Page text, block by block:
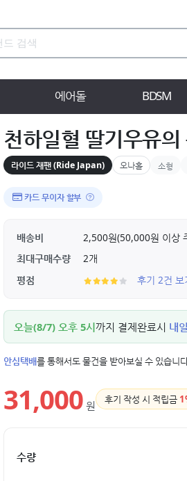
에어돌 BDSM
천하일혈 딸기우유의
라이드 재팬 (Ride Japan) 오나홀 소형
카드 무이자 할부
배송비
2,500원(50,000원 이상
최대구매수량
2개
평점
후기 2건 보
오늘(8/7) 오후 5시까지 결제완료시 내
안심택배를 통해서도 물건을 받아보실 수 있습니
31,000 원 후기 작성 시 적립금
수량